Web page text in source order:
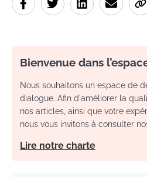
Bienvenue dans
Nous souhaitons un espace de
dialogue. Afin d'améliorer la
nos articles, ainsi que votre
nous vous invitons à consulter
Lire notre charte